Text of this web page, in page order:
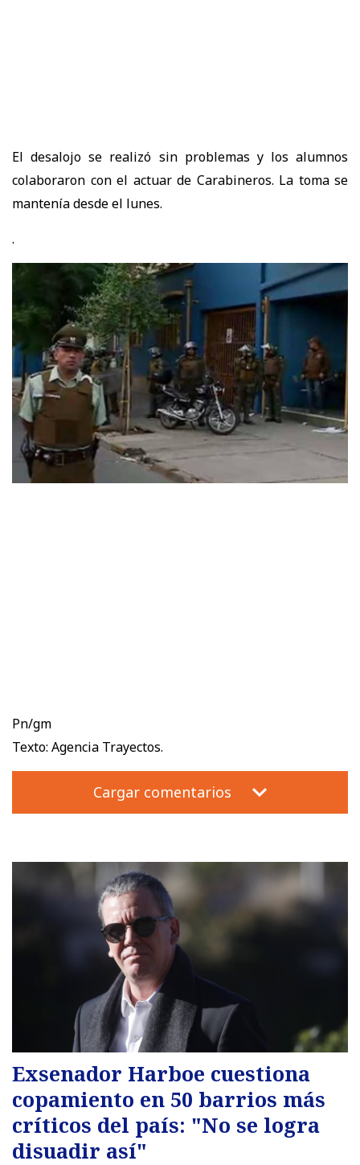
El desalojo se realizó sin problemas y los alumnos
colaboraron con el actuar de Carabineros. La toma se
mantenía desde el lunes.
.
Pn/gm
Texto: Agencia Trayectos.
Cargar comentarios
Exsenador Harboe cuestiona
copamiento en 50 barrios más
críticos del país: "No se logra
disuadir así"